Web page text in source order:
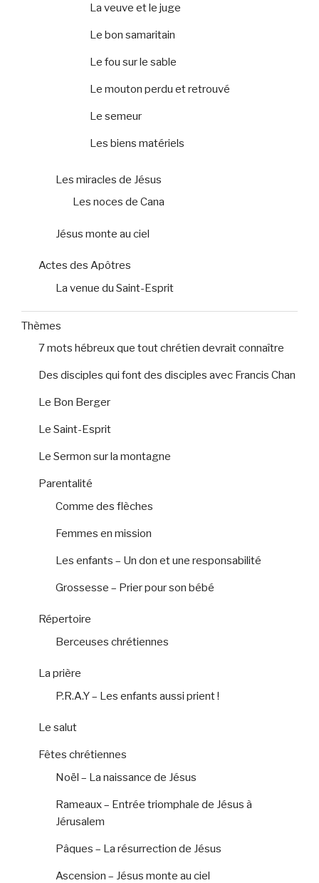
La veuve et le juge
Le bon samaritain
Le fou sur le sable
Le mouton perdu et retrouvé
Le semeur
Les biens matériels
Les miracles de Jésus
Les noces de Cana
Jésus monte au ciel
Actes des Apôtres
La venue du Saint-Esprit
Thèmes
7 mots hébreux que tout chrétien devrait connaître
Des disciples qui font des disciples avec Francis Chan
Le Bon Berger
Le Saint-Esprit
Le Sermon sur la montagne
Parentalité
Comme des flèches
Femmes en mission
Les enfants – Un don et une responsabilité
Grossesse – Prier pour son bébé
Répertoire
Berceuses chrétiennes
La prière
P.R.A.Y – Les enfants aussi prient !
Le salut
Fêtes chrétiennes
Noël – La naissance de Jésus
Rameaux – Entrée triomphale de Jésus à
Jérusalem
Pâques – La résurrection de Jésus
Ascension – Jésus monte au ciel